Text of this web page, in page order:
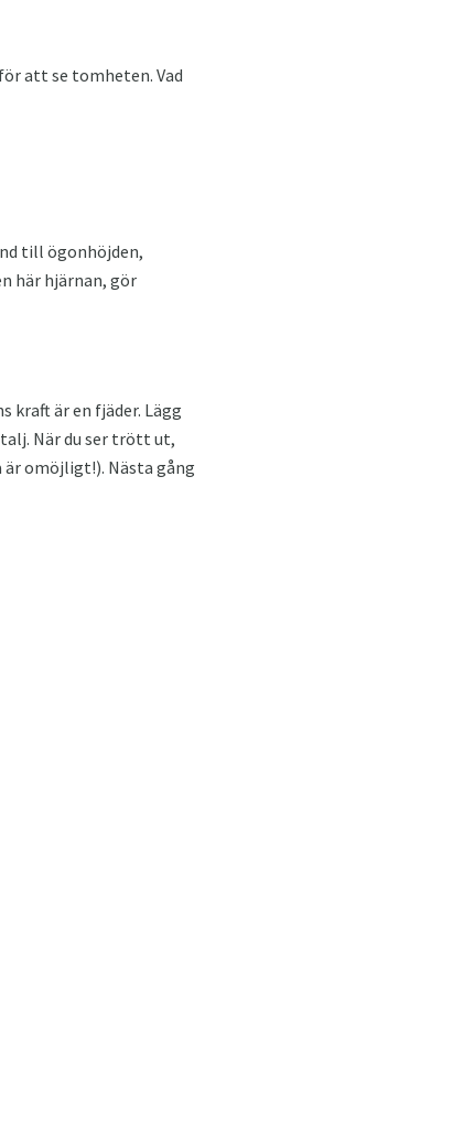
att se tomheten. Vad
till ögonhöjden,
här hjärnan, gör
kraft är en fjäder. Lägg
När du ser trött ut,
omöjligt!). Nästa gång